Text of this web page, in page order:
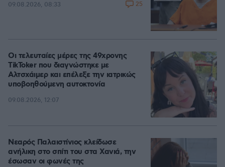
09.08.2026, 08:33 25
Οι τελευταίες μέρες της 49χρονης
TikToker που διαγνώστηκε με
Αλτσχάιμερ και επέλεξε την ιατρικώς
υποβοηθούμενη αυτοκτονία
09.08.2026, 12:07
Νεαρός Παλαιστίνιος κλείδωσε
ανήλικη στο σπίτι του στα Χανιά, την
έσωσαν οι φωνές της